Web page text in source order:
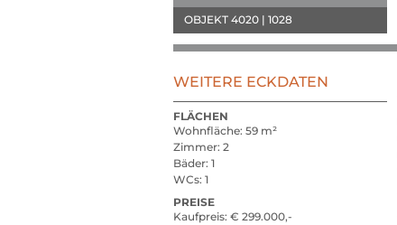
OBJEKT 4020 | 1028
WEITERE ECKDATEN
FLÄCHEN
Wohnfläche 59 m²
Zimmer 2
Bäder 1
WCs 1
PREISE
Kaufpreis € 299.000,-
ja